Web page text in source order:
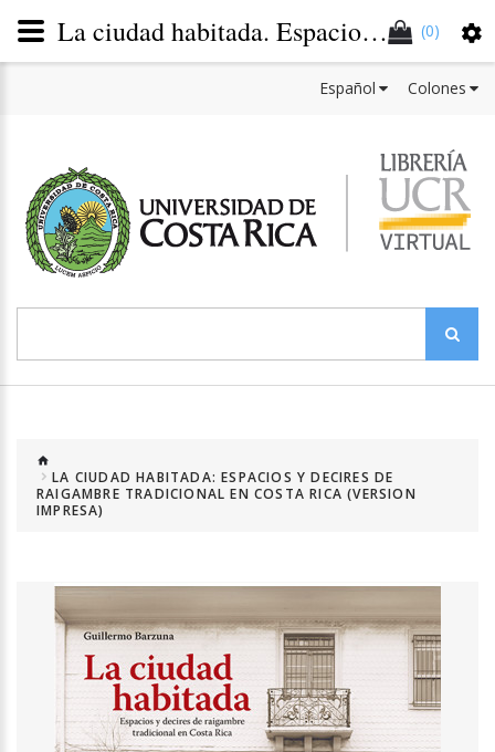
(0)
Colones
Español
LA CIUDAD HABITADA: ESPACIOS Y DECIRES DE
RAIGAMBRE TRADICIONAL EN COSTA RICA (VERSION
IMPRESA)
La ciudad habitada. Espacios y decires de raigambre tradicional en Costa Rica (Versión impresa)